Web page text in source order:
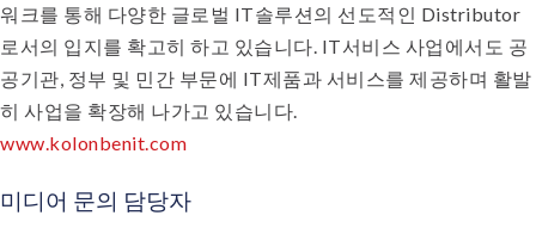
워크를 통해 다양한 글로벌 IT솔루션의 선도적인 Distributor
로서의 입지를 확고히 하고 있습니다. IT서비스 사업에서도 공
공기관, 정부 및 민간 부문에 IT제품과 서비스를 제공하며 활발
히 사업을 확장해 나가고 있습니다.
www.kolonbenit.com
미디어 문의 담당자